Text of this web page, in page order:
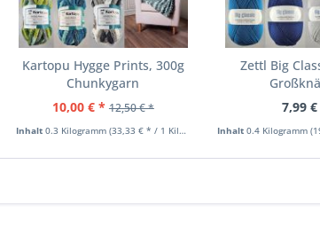
Kartopu Hygge Prints, 300g
Chunkygarn
10,00 € * 12,50 € *
Inhalt 0.3 Kilogramm (33,33 € * / 1 Kilogramm)
Zettl Big
7,99
Inhalt0.4 Kilogramm